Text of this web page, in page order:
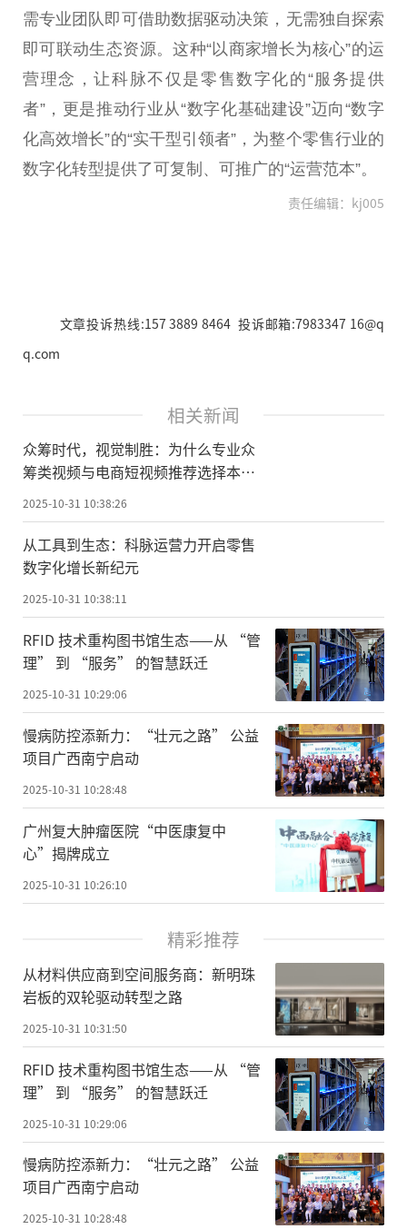
需专业团队即可借助数据驱动决策，无需独自探索
即可联动生态资源。这种“以商家增长为核心”的运
营理念，让科脉不仅是零售数字化的“服务提供
者”，更是推动行业从“数字化基础建设”迈向“数字
化高效增长”的“实干型引领者”，为整个零售行业的
数字化转型提供了可复制、可推广的“运营范本”。
责任编辑：kj005
文章投诉热线:157 3889 8464 投诉邮箱:7983347 16@q
q.com
相关新闻
众筹时代，视觉制胜：为什么专业众
筹类视频与电商短视频推荐选择本来
摄影
2025-10-31 10:38:26
从工具到生态：科脉运营力开启零售
数字化增长新纪元
2025-10-31 10:38:11
RFID 技术重构图书馆生态——从 “管
理” 到 “服务” 的智慧跃迁
2025-10-31 10:29:06
慢病防控添新力：“壮元之路” 公益
项目广西南宁启动
2025-10-31 10:28:48
广州复大肿瘤医院“中医康复中
心”揭牌成立
2025-10-31 10:26:10
精彩推荐
从材料供应商到空间服务商：新明珠
岩板的双轮驱动转型之路
2025-10-31 10:31:50
RFID 技术重构图书馆生态——从 “管
理” 到 “服务” 的智慧跃迁
2025-10-31 10:29:06
慢病防控添新力：“壮元之路” 公益
项目广西南宁启动
2025-10-31 10:28:48